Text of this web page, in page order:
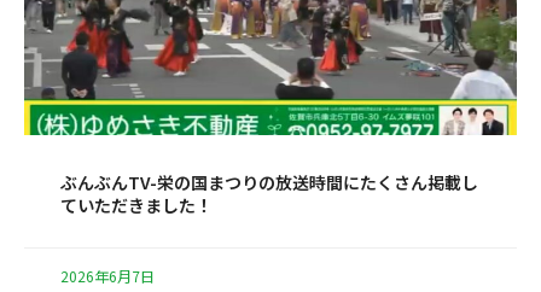
ぶんぶんTV-栄の国まつりの放送時間にたくさん掲載し
ていただきました！
2026年6月7日